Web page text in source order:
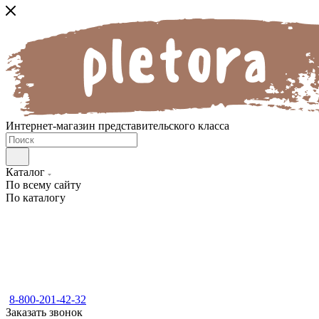
Интернет-магазин представительского класса
Каталог
По всему сайту
По каталогу
8-800-201-42-32
Заказать звонок